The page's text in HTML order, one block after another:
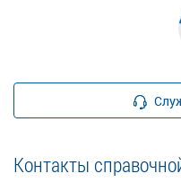
Контакты